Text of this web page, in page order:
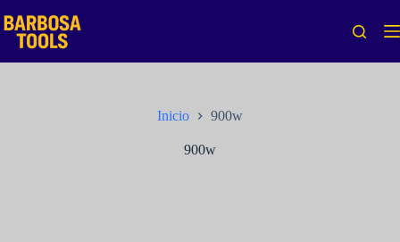
al
contenido
Inicio 900w
900w